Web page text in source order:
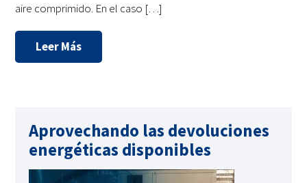
aire comprimido. En el caso […]
Leer Más
Aprovechando las devoluciones
energéticas disponibles